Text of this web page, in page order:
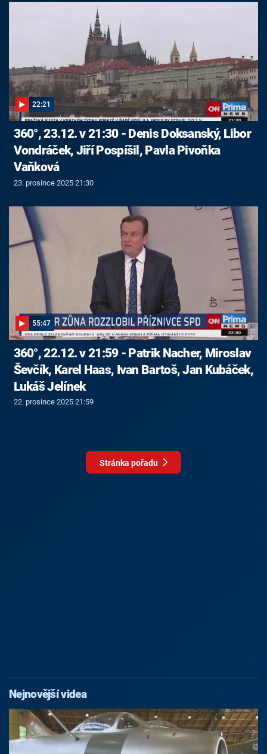
22:21
360°, 23.12. v 21:30 - Denis Doksanský, Libor
Vondráček, Jiří Pospíšil, Pavla Pivoňka
Vaňková
23. prosince 2025 21:30
55:47
360°, 22.12. v 21:59 - Patrik Nacher, Miroslav
Ševčík, Karel Haas, Ivan Bartoš, Jan Kubáček,
Lukáš Jelínek
22. prosince 2025 21:59
Stránka pořadu
Nejnovější videa